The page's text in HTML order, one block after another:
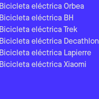
Bicicleta eléctrica Orbea
Bicicleta eléctrica BH
Bicicleta eléctrica Trek
Bicicleta eléctrica Decathlon
Bicicleta eléctrica Lapierre
Bicicleta eléctrica Xiaomi